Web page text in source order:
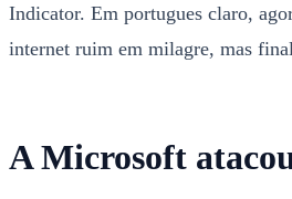
Indicator. Em portugues claro,
internet ruim em milagre, mas
A Microsoft